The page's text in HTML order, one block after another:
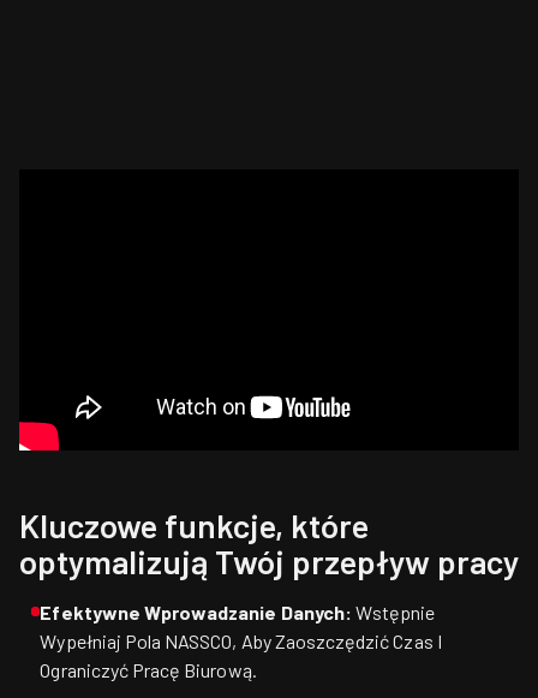
Kluczowe funkcje, które
optymalizują Twój przepływ pracy
Efektywne Wprowadzanie Danych: Wstępnie
Wypełniaj Pola NASSCO, Aby Zaoszczędzić Czas I
Ograniczyć Pracę Biurową.